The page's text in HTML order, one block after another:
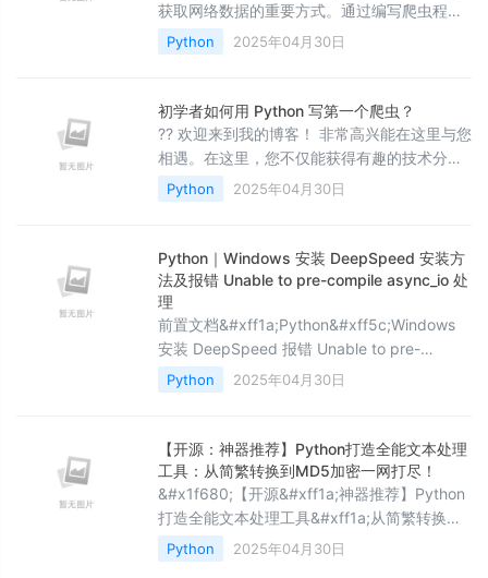
具。
获取网络数据的重要方式。通过编写爬虫程序
&#xff0c;用户可以从网页中提取各种信息
&#xff0c;如新闻、商品数据、社交媒体内容
&#xff0c;提供了许多强大的库来帮助开发爬
虫。本文将带你从基础到进阶&#xff0c;学习如
何使用 Python 进行网页数据的爬取&#xff0c;
包括使用 requests
Python 2025年04月30日
初学者如何用 Python 写第一个爬虫？
?? 欢迎来到我的博客！ 非常高兴能在这里与您
相遇。在这里，您不仅能获得有趣的技术分
享，还能感受到轻松愉快的氛围。无论您是编
程新手，还是资深开发者，都能在这里找到属
括： Java核心技术与微服务：涵盖Java基
础、JVM、并发编程、Redis、Kafka、Spring
等，帮助您全面掌握企业级开发技术。 大数据
技术：涵盖
Python 2025年04月30日
Python｜Windows 安装 DeepSpeed 安装方
法及报错 Unable to pre-compile async_io 处
理
前置文档&#xff1a;Python&#xff5c;Windows
安装 DeepSpeed 报错 Unable to pre-
compile async_io 处理 直接 pip 安装
deepspeed 的报错信息如果直接使用 pip
报错信息。出现后&#xff0c;需使用如下方法完
成安装。Collecting deepspee
Python 2025年04月30日
【开源：神器推荐】Python打造全能文本处理
工具：从简繁转换到MD5加密一网打尽！
&#x1f680;【开源&#xff1a;神器推荐】Python
打造全能文本处理工具&#xff1a;从简繁转换到
MD5加密一网打尽&#xff01; 相关资源文件已经
打包成EXE文件&#xff0c;可双击直接运行程序
Python 2025年04月30日